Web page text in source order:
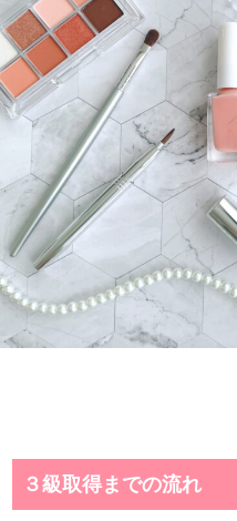
３級取得までの流れ